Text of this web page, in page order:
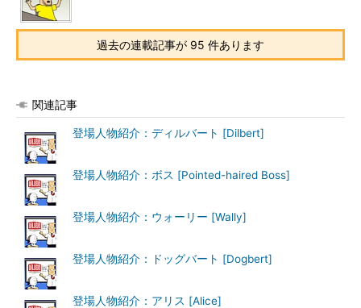
過去の連載記事が 95 件あります
関連記事
登場人物紹介：ディルバート [Dilbert]
登場人物紹介：ボス [Pointed-haired Boss]
登場人物紹介：ウォーリー [Wally]
登場人物紹介：ドッグバート [Dogbert]
登場人物紹介：アリス [Alice]